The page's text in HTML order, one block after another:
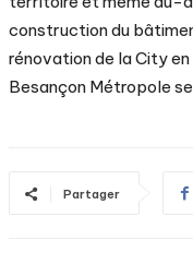
construction du
rénovation de la City
Besançon Métropole
Partager